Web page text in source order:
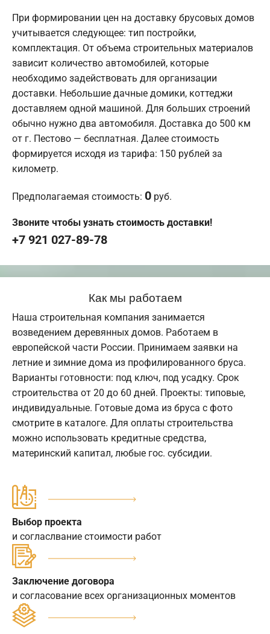
При формировании цен на доставку брусовых домов
учитывается следующее: тип постройки,
комплектация. От объема строительных материалов
зависит количество автомобилей, которые
необходимо задействовать для организации
доставки. Небольшие дачные домики, коттеджи
доставляем одной машиной. Для больших строений
обычно нужно два автомобиля. Доставка до 500 км
от г. Пестово — бесплатная. Далее стоимость
формируется исходя из тарифа: 150 рублей за
километр.
Предполагаемая стоимость: 0 руб.
Звоните чтобы узнать стоимость доставки!
+7 921 027-89-78
Как мы работаем
Наша строительная компания занимается
возведением деревянных домов. Работаем в
европейской части России. Принимаем заявки на
летние и зимние дома из профилированного бруса.
Варианты готовности: под ключ, под усадку. Срок
строительства от 20 до 60 дней. Проекты: типовые,
индивидуальные. Готовые дома из бруса с фото
смотрите в каталоге. Для оплаты строительства
можно использовать кредитные средства,
материнский капитал, любые гос. субсидии.
Выбор проекта
и согласлвание стоимости работ
Заключение договора
и согласование всех организационных моментов